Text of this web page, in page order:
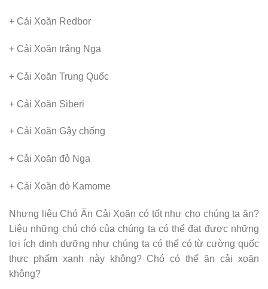
+ Cải Xoăn Redbor
+ Cải Xoăn trắng Nga
+ Cải Xoăn Trung Quốc
+ Cải Xoăn Siberi
+ Cải Xoăn Gậy chống
+ Cải Xoăn đỏ Nga
+ Cải Xoăn đỏ Kamome
Nhưng liệu Chó Ăn Cải Xoăn có tốt như cho chúng ta ăn?
Liệu những chú chó của chúng ta có thể đạt được những
lợi ích dinh dưỡng như chúng ta có thể có từ cường quốc
thực phẩm xanh này không? Chó có thể ăn cải xoăn
không?